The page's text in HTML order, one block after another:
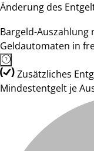
Änderung des
Bargeld-
Geldautomaten in
Zusätzliches
Mindestentgelt je